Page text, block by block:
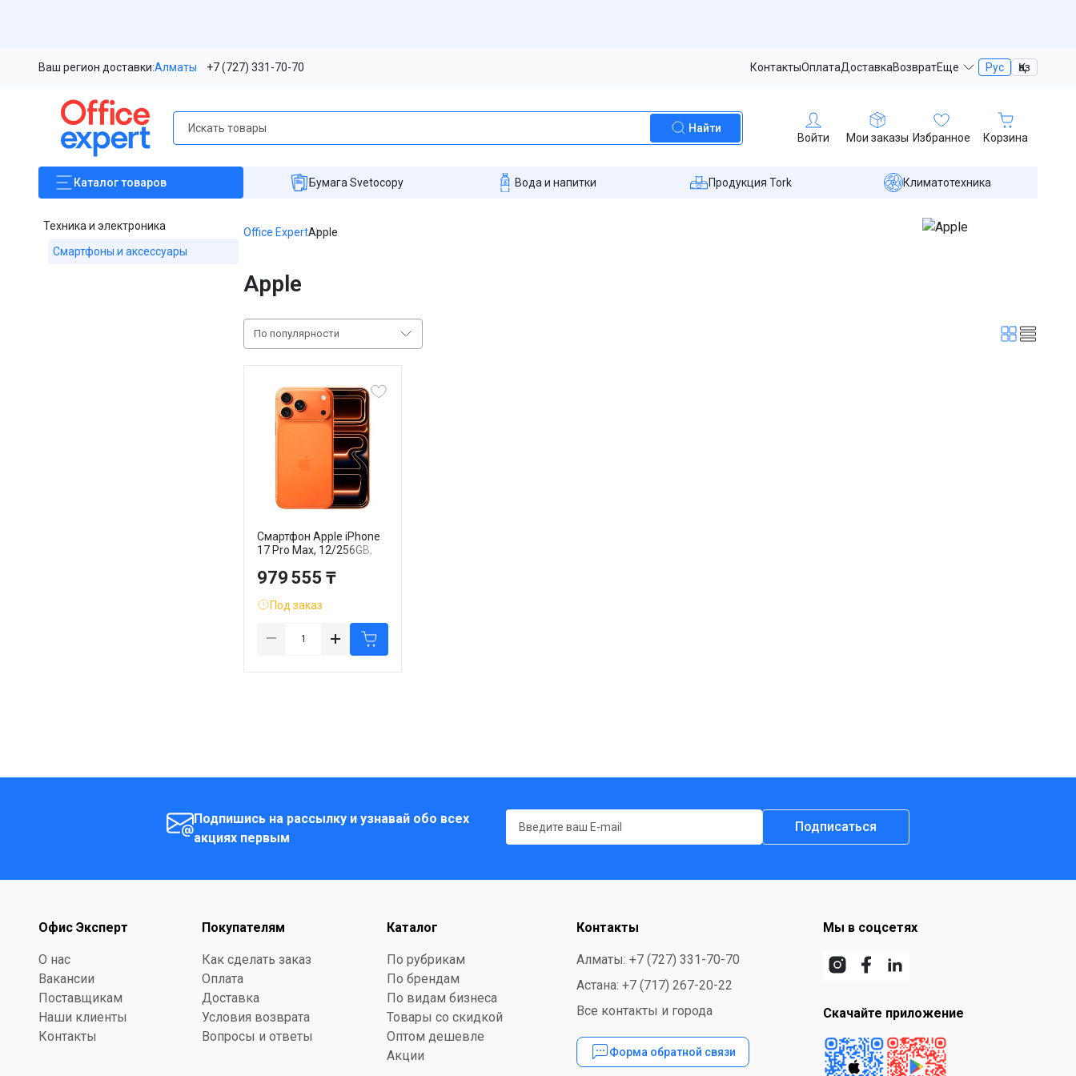
Ваш регион доставки:Алматы +7 (727) 331-70-70 КонтактыОплатаДоставкаВозвратЕще Рус Қаз
Найти
Войти Мои заказы Избранное Корзина
Каталогтоваров Бумага Svetocopy Вода и напитки Продукция Tork Климатотехника
Техника и электроника
Смартфоны и аксессуары
Office ExpertApple
Apple
По популярности
Смартфон Apple iPhone
17 Pro Max, 12/256GB,
979 555 ₸
Под заказ
Подпишись на рассылку и узнавай обо всех
акциях первым
Подписаться
Офис Эксперт
О нас
Вакансии
Поставщикам
Наши клиенты
Контакты
Покупателям
Как сделать заказ
Оплата
Доставка
Условия возврата
Вопросы и ответы
Каталог
По рубрикам
По брендам
По видам бизнеса
Товары со скидкой
Оптом дешевле
Акции
Контакты
Алматы: +7 (727) 331-70-70
Астана: +7 (717) 267-20-22
Все контакты и города
Форма обратной связи
Мы в соцсетях
Скачайте приложение